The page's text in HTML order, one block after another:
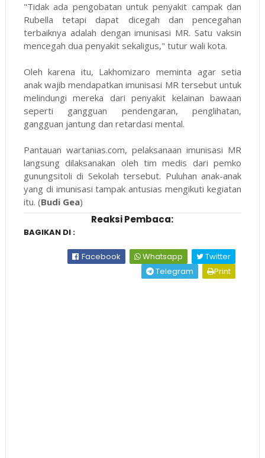
"Tidak ada pengobatan untuk penyakit campak dan
Rubella tetapi dapat dicegah dan pencegahan
terbaiknya adalah dengan imunisasi MR. Satu vaksin
mencegah dua penyakit sekaligus," tutur wali kota.
Oleh karena itu, Lakhomizaro meminta agar setia
anak wajib mendapatkan imunisasi MR tersebut untuk
melindungi mereka dari penyakit kelainan bawaan
seperti gangguan pendengaran, penglihatan,
gangguan jantung dan retardasi mental.
Pantauan wartanias.com, pelaksanaan imunisasi MR
langsung dilaksanakan oleh tim medis dari pemko
gunungsitoli di Sekolah tersebut. Puluhan anak-anak
yang di imunisasi tampak antusias mengikuti kegiatan
itu. (Budi Gea)
Reaksi Pembaca:
BAGIKAN DI :
Facebook Whatsapp
Twitter
Telegram
Print